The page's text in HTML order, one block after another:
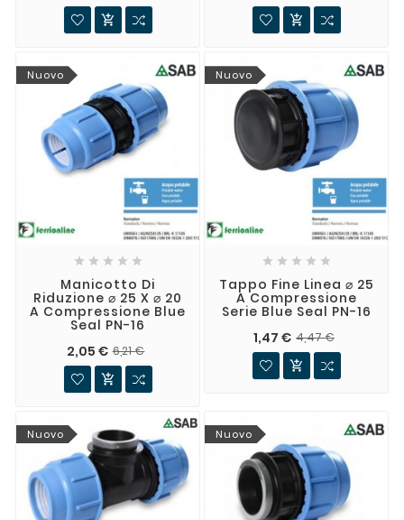
 
Nuovo
    
Manicotto Di
Riduzione ⌀ 25 X ⌀ 20
A Compressione Blue
Seal PN-16
2,05 € 6,21 €

Nuovo
    
Tappo Fine Linea ⌀ 25
A Compressione
Serie Blue Seal PN-16
1,47 € 4,47 €

Nuovo Nuovo